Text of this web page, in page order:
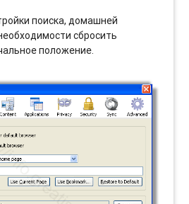
поиска, домашней
сбросить
положение.